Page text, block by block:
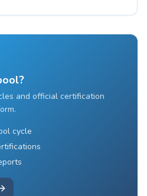
and official certification
cycle